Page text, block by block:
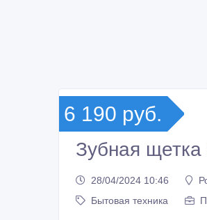
6 190 руб.
Зубная
28/04/2024 10:46
Бытовая техника